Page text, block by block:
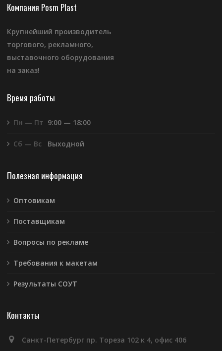
Компания Posm Plast
Крупнейший производитель
торгового, рекламного,
выставочного оборудования
на заказ!
Время работы
Пн — Пт 9:00 — 18:00
Сб — Вс Выходной
Полезная информация
Оптовикам
Поставщикам
Вопросы по рекламе
Требования к макетам
Результаты СОУТ
Контакты
Санкт-Петербург пр. Тореза 102 к 4, офис 406